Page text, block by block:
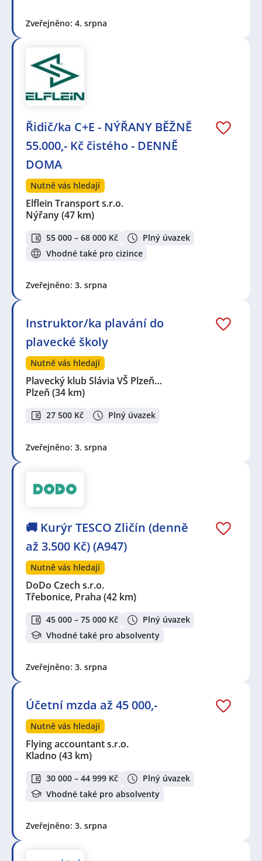
Zveřejněno: 4. srpna
Řidič/ka C+E - NÝŘANY BĚŽNĚ
55.000,- Kč čistého - DENNĚ
DOMA
Nutně vás hledají
Elflein Transport s.r.o.
Nýřany(47 km)
55 000 – 68 000 Kč
Plný úvazek
Vhodné také pro cizince
Zveřejněno: 3. srpna
Instruktor/ka plavání do
plavecké školy
Nutně vás hledají
Plavecký klub Slávia VŠ Plzeň…
Plzeň (34 km)
27 500 Kč Plný úvazek
Zveřejněno: 3. srpna
🚚 Kurýr TESCO Zličín (denně
až 3.500 Kč) (A947)
Nutně vás hledají
DoDo Czech s.r.o.
Třebonice, Praha (42 km)
45 000 – 75 000 Kč
Plný úvazek
Vhodné také pro absolventy
Zveřejněno: 3. srpna
Účetní mzda až 45 000,-
Nutně vás hledají
Flying accountant s.r.o.
Kladno (43 km)
30 000 – 44 999 Kč
Plný úvazek
Vhodné také pro absolventy
Zveřejněno: 3. srpna